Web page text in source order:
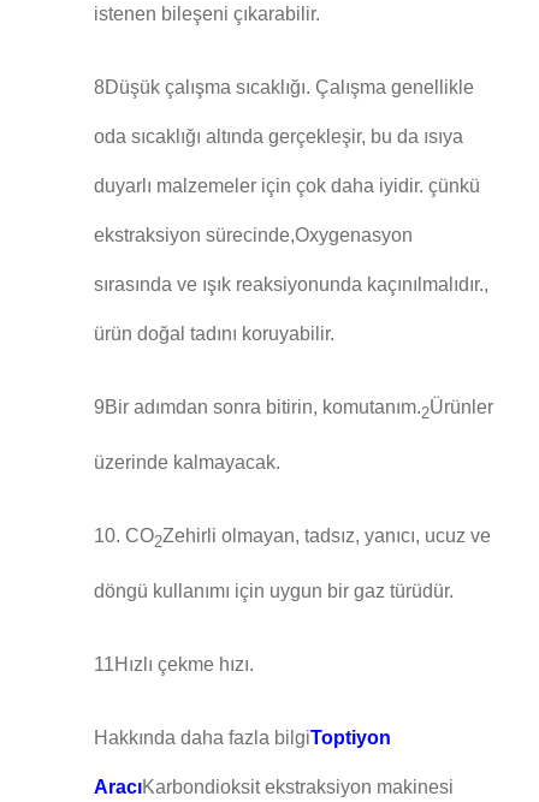
istenen bileşeni çıkarabilir.
8Düşük çalışma sıcaklığı. Çalışma genellikle
oda sıcaklığı altında gerçekleşir, bu da ısıya
duyarlı malzemeler için çok daha iyidir. çünkü
ekstraksiyon sürecinde,Oxygenasyon
sırasında ve ışık reaksiyonunda kaçınılmalıdır.,
ürün doğal tadını koruyabilir.
9Bir adımdan sonra bitirin, komutanım.2Ürünler
üzerinde kalmayacak.
10. CO2Zehirli olmayan, tadsız, yanıcı, ucuz ve
döngü kullanımı için uygun bir gaz türüdür.
11Hızlı çekme hızı.
Hakkında daha fazla bilgiToptiyon
AracıKarbondioksit ekstraksiyon makinesi